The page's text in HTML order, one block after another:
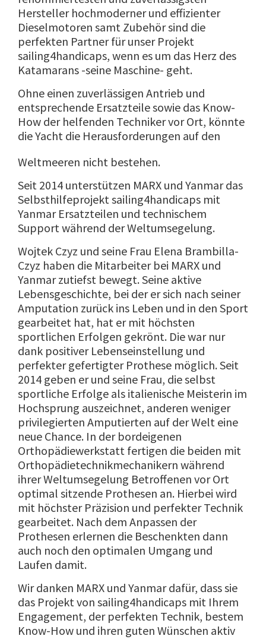
Hersteller hochmoderner und effizienter
Dieselmotoren samt Zubehör sind die
perfekten Partner für unser Projekt
sailing4handicaps, wenn es um das Herz des
Katamarans -seine Maschine- geht.
Ohne einen zuverlässigen Antrieb und
entsprechende Ersatzteile sowie das Know-
How der helfenden Techniker vor Ort, könnte
die Yacht die Herausforderungen auf den
Weltmeeren nicht bestehen.
Seit 2014 unterstützen MARX und Yanmar das
Selbsthilfeprojekt sailing4handicaps mit
Yanmar Ersatzteilen und technischem
Support während der Weltumsegelung.
Wojtek Czyz und seine Frau Elena Brambilla-
Czyz haben die Mitarbeiter bei MARX und
Yanmar zutiefst bewegt. Seine aktive
Lebensgeschichte, bei der er sich nach seiner
Amputation zurück ins Leben und in den Sport
gearbeitet hat, hat er mit höchsten
sportlichen Erfolgen gekrönt. Die war nur
dank positiver Lebenseinstellung und
perfekter gefertigter Prothese möglich. Seit
2014 geben er und seine Frau, die selbst
sportliche Erfolge als italienische Meisterin im
Hochsprung auszeichnet, anderen weniger
privilegierten Amputierten auf der Welt eine
neue Chance. In der bordeigenen
Orthopädiewerkstatt fertigen die beiden mit
Orthopädietechnikmechanikern während
ihrer Weltumsegelung Betroffenen vor Ort
optimal sitzende Prothesen an. Hierbei wird
mit höchster Präzision und perfekter Technik
gearbeitet. Nach dem Anpassen der
Prothesen erlernen die Beschenkten dann
auch noch den optimalen Umgang und
Laufen damit.
Wir danken MARX und Yanmar dafür, dass sie
das Projekt von sailing4handicaps mit Ihrem
Engagement, der perfekten Technik, bestem
Know-How und ihren guten Wünschen aktiv